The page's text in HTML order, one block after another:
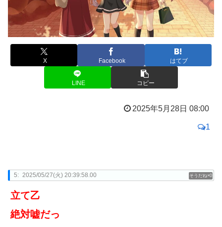
X Facebook はてブ
LINE コピー
2025年5月28日 08:00
1
0
5: 2025/05/27(火) 20:39:58.00
立て乙
絶対嘘だっ